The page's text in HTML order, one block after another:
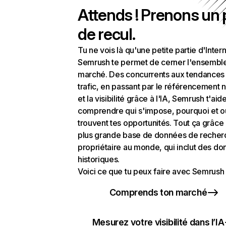
Attends ! Prenons un
de recul.
Tu ne vois là qu'une petite partie
Semrush te permet de cerner
marché. Des concurrents aux
trafic, en passant par le référencement
et la visibilité grâce à l'IA, Semrush
comprendre qui s'impose, pourquoi et
trouvent tes opportunités. Tout ça grâce
plus grande base de données de
propriétaire au monde, qui inclut des
historiques.
Voici ce que tu peux faire avec Semrush
Comprends ton marché
Mesurez votre visibilité dans l’IA